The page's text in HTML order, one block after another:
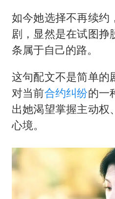
如今她选择不再续约
剧，显然是在试图挣
条属于自己的路。
这句配文不是简单的
对当前合约纠纷的一
出她渴望掌握主动权
心境。